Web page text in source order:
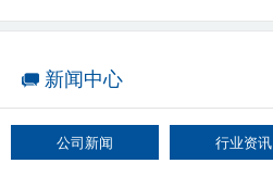
新闻中心
公司新闻 行业资讯